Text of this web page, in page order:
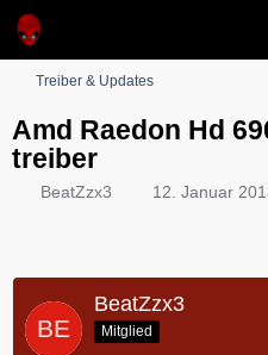
Treiber & Updates
Amd Raedon Hd
treiber
BeatZzx3 12. Januar
BeatZzx3
Mitglied